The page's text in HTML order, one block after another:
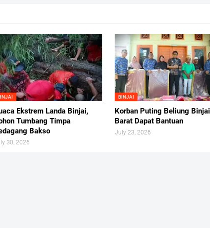
Ekstrem Landa Binjai,
Tumbang Timpa
Bakso
30, 2026
BINJAI
Korban Puting Beliung Binjai
Barat Dapat Bantuan
July 23, 2026